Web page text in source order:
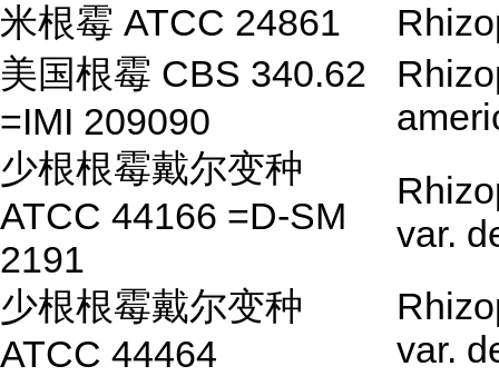
米根霉 ATCC 24861
美国根霉 CBS 340.62
=IMI 209090
少根根霉戴尔变种
ATCC 44166 =D-SM
2191
var.
少根根霉戴尔变种
ATCC 44464
var.